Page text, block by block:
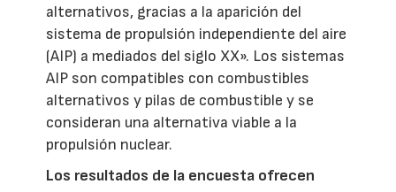
alternativos, gracias a la aparición del
sistema de propulsión independiente del aire
(AIP) a mediados del siglo XX». Los sistemas
AIP son compatibles con combustibles
alternativos y pilas de combustible y se
consideran una alternativa viable a la
propulsión nuclear.
Los resultados de la encuesta ofrecen